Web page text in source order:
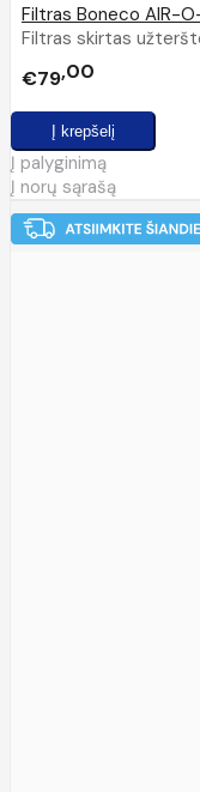
Filtras Boneco AIR-
Filtras skirtas
€79 00
Į palyginimą
Į norų sąrašą